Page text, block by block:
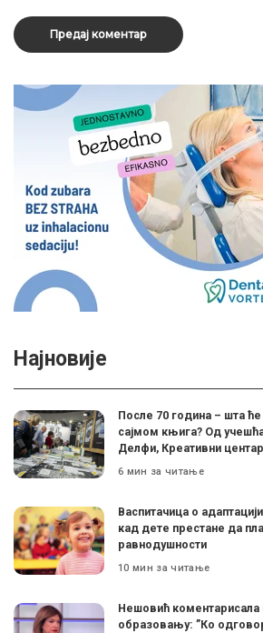
Најновије
После 70 година – шта
сајмом књига? Од
Делфи, Креативни
6 мин за читање
Васпитачица о
кад дете престане да
равнодушности
10 мин за читање
Нешовић коментарисала
образовању: ”Ко